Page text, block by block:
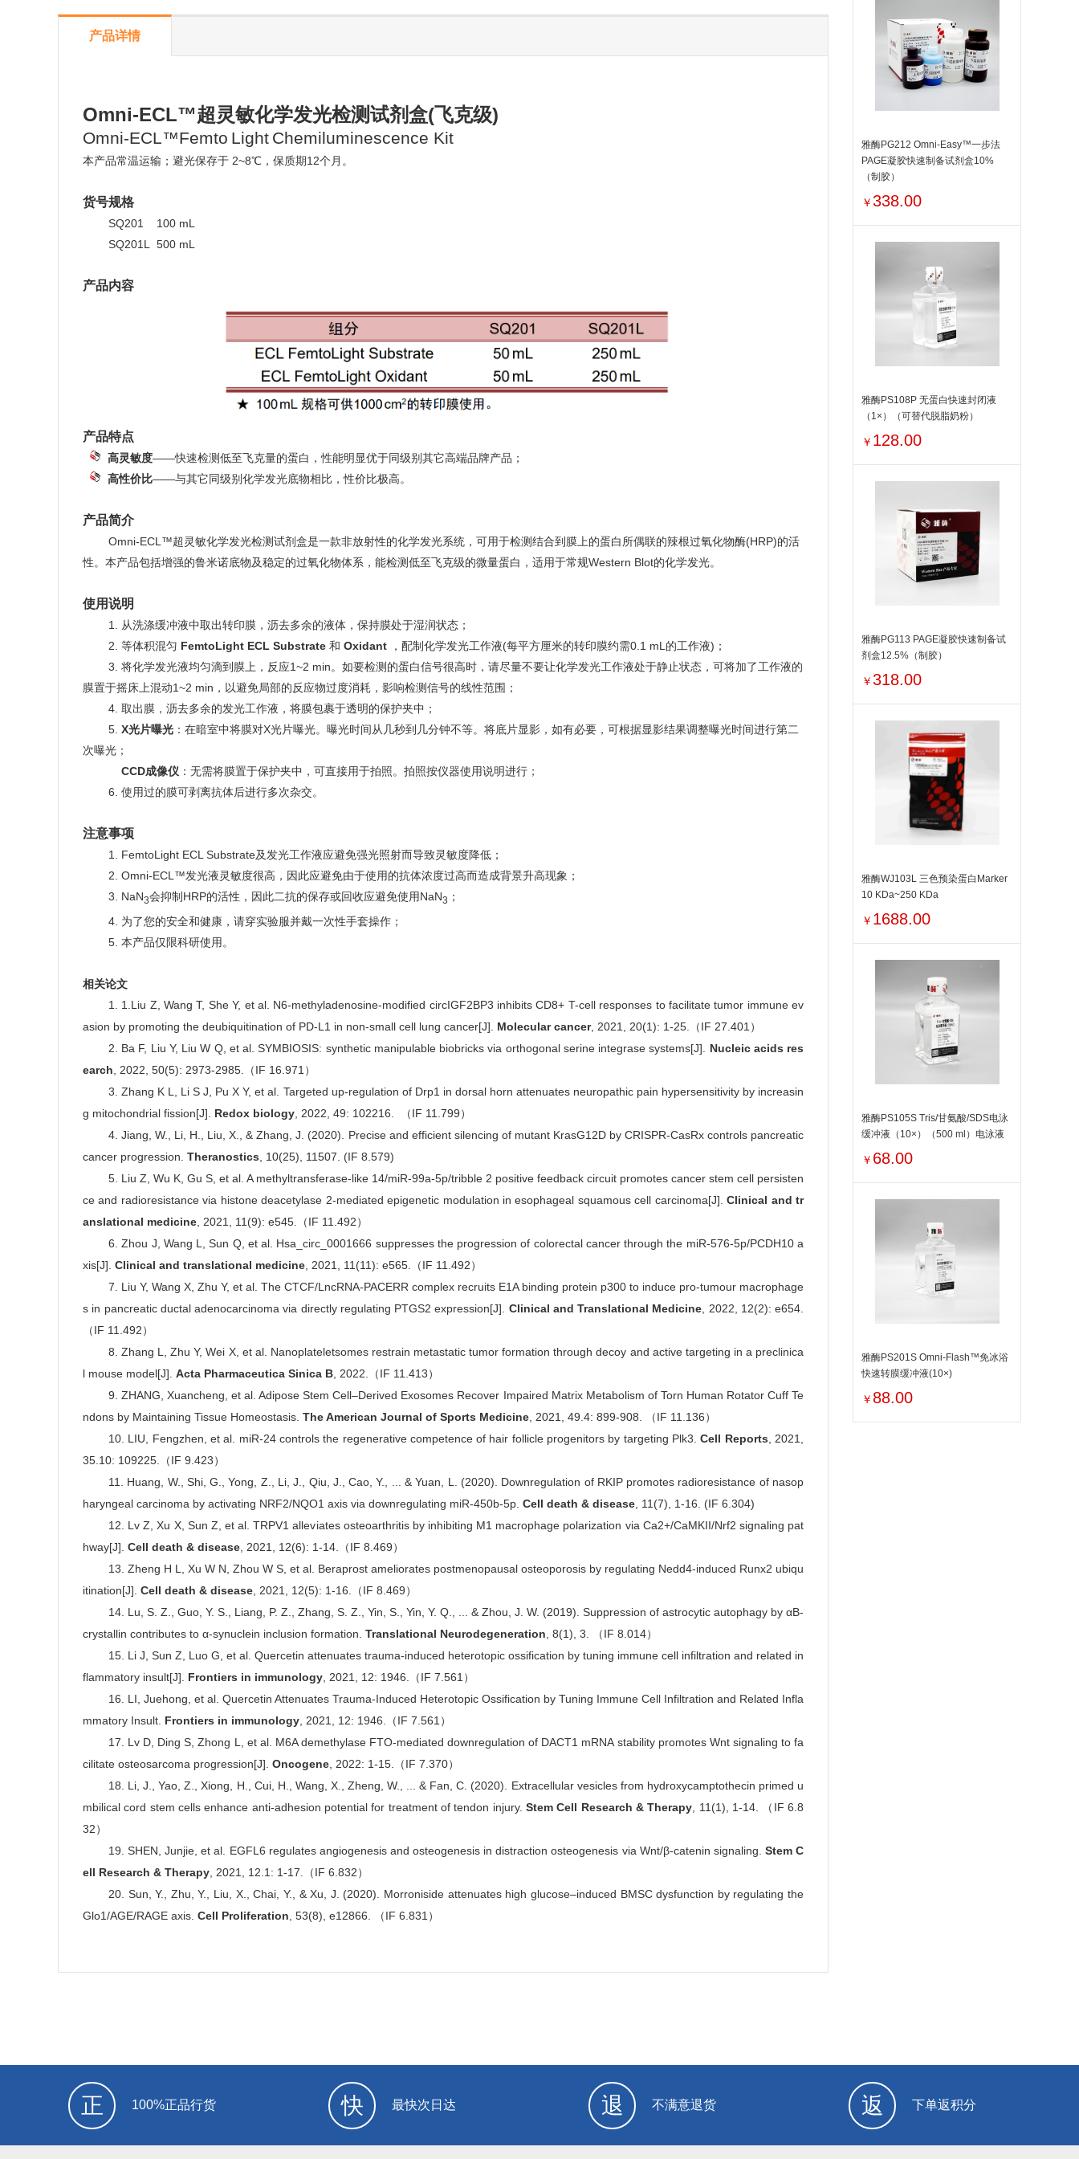
产品详情
Omni-ECL™超灵敏化学发光检测试剂盒(飞克级)
Omni-ECL™Femto Light Chemiluminescence Kit
本产品常温运输；避光保存于 2~8℃ ，保质期12个月。
货号规格
SQ201
100 mL
SQ201L 500 mL
产品内容
产品特点
高灵敏度——快速检测低至飞克量的蛋白，性能明显优于同级别其它高端品牌产品；
高性价比——与其它同级别化学发光底物相比，性价比极高。
产品简介
Omni-ECL™超灵敏化学发光检测试剂盒是一款非放射性的化学发光系统，可用于检测结合到膜上的蛋白所偶联的辣根过氧化物酶(HRP)的活
性。本产品包括增强的鲁米诺底物及稳定的过氧化物体系，能检测低至飞克级的微量蛋白，适用于常规Western Blot的化学发光。
使用说明
1.
从洗涤缓冲液中取出转印膜，沥去多余的液体，保持膜处于湿润状态；
2. 等体积混匀 FemtoLight ECL Substrate 和 Oxidant ，配制化学发光工作液(每平方厘米的转印膜约需0.1 mL的工作液)；
3. 将化学发光液均匀滴到膜上，反应1~2 min。如要检测的蛋白信号很高时，请尽量不要让化学发光工作液处于静止状态，可将加了工作液的
膜置于摇床上混动1~2 min，以避免局部的反应物过度消耗，影响检测信号的线性范围；
4. 取出膜，沥去多余的发光工作液，将膜包裹于透明的保护夹中；
5. X光片曝光 ：在暗室中将膜对X光片曝光。曝光时间从几秒到几分钟不等。将底片显影，如有必要，可根据显影结果调整曝光时间进行第二
次曝光；
CCD成像仪 ：无需将膜置于保护夹中，可直接用于拍照。拍照按仪器使用说明进行；
6. 使用过的膜可剥离抗体后进行多次杂交。
注意事项
1. FemtoLight ECL Substrate及发光工作液应避免强光照射而导致灵敏度降低；
2. Omni-ECL™发光液灵敏度很高，因此应避免由于使用的抗体浓度过高而造成背景升高现象；
3. NaN3会抑制HRP的活性，因此二抗的保存或回收应避免使用NaN3 ；
4. 为了您的安全和健康，请穿实验服并戴一次性手套操作；
5. 本产品仅限科研使用。
相关论文
1. 1.Liu Z, Wang T, She Y, et al. N6-methyladenosine-modified circIGF2BP3 inhibits CD8+ T-cell responses to facilitate tumor immune ev
asion by promoting the deubiquitination of PD-L1 in non-small cell lung cancer[J]. Molecular cancer, 2021, 20(1): 1-25.（IF 27.401）
2. Ba F, Liu Y, Liu W Q, et al. SYMBIOSIS: synthetic manipulable biobricks via orthogonal serine integrase systems[J]. Nucleic acids res
earch , 2022, 50(5): 2973-2985.（IF 16.971）
3. Zhang K L, Li S J, Pu X Y, et al. Targeted up-regulation of Drp1 in dorsal horn attenuates neuropathic pain hypersensitivity by increasin
g mitochondrial fission[J]. Redox biology , 2022, 49: 102216. （IF 11.799）
4.Jiang, W., Li, H., Liu, X., & Zhang, J. (2020). Precise and efficient silencing of mutant KrasG12D by CRISPR-CasRx controls pancreatic
cancer progression. Theranostics , 10(25), 11507. (IF 8.579)
5. Liu Z, Wu K, Gu S, et al. A methyltransferase‐like 14/miR‐99a‐5p/tribble 2 positive feedback circuit promotes cancer stem cell persisten
ce and radioresistance via histone deacetylase 2‐mediated epigenetic modulation in esophageal squamous cell carcinoma[J].Clinical and tr
anslational medicine , 2021, 11(9): e545.（IF 11.492）
6. Zhou J, Wang L, Sun Q, et al. Hsa_circ_0001666 suppresses the progression of colorectal cancer through the miR‐576‐5p/PCDH10 a
xis[J]. Clinical and translational medicine , 2021, 11(11): e565.（IF 11.492）
7. Liu Y, Wang X, Zhu Y, et al. The CTCF/LncRNA‐PACERR complex recruits E1A binding protein p300 to induce pro‐tumour macrophage
s in pancreatic ductal adenocarcinoma via directly regulating PTGS2 expression[J]. Clinical and Translational Medicine , 2022, 12(2): e654.
（IF 11.492）
8. Zhang L, Zhu Y, Wei X, et al. Nanoplateletsomes restrain metastatic tumor formation through decoy and active targeting in a preclinica
l mouse model[J]. Acta Pharmaceutica Sinica B , 2022.（IF 11.413）
9. ZHANG, Xuancheng, et al. Adipose Stem Cell–Derived Exosomes Recover Impaired Matrix Metabolism of Torn Human Rotator Cuff Te
ndons by Maintaining Tissue Homeostasis. The American Journal of Sports Medicine , 2021, 49.4: 899-908. （IF 11.136）
10. LIU, Fengzhen, et al. miR-24 controls the regenerative competence of hair follicle progenitors by targeting Plk3.Cell Reports , 2021,
35.10: 109225.（IF 9.423）
11. Huang, W., Shi, G., Yong, Z., Li, J., Qiu, J., Cao, Y., ... & Yuan, L. (2020). Downregulation of RKIP promotes radioresistance of nasop
haryngeal carcinoma by activating NRF2/NQO1 axis via downregulating miR-450b-5p. Cell death & disease , 11(7), 1-16. (IF 6.304)
12. Lv Z, Xu X, Sun Z, et al. TRPV1 alleviates osteoarthritis by inhibiting M1 macrophage polarization via Ca2+/CaMKII/Nrf2 signaling pat
hway[J]. Cell death & disease , 2021, 12(6): 1-14.（IF 8.469）
13. Zheng H L, Xu W N, Zhou W S, et al. Beraprost ameliorates postmenopausal osteoporosis by regulating Nedd4-induced Runx2 ubiqu
itination[J]. Cell death & disease , 2021, 12(5): 1-16.（IF 8.469）
14. Lu, S. Z., Guo, Y. S., Liang, P. Z., Zhang, S. Z., Yin, S., Yin, Y. Q., ... & Zhou, J. W. (2019). Suppression of astrocytic autophagy by αB-
crystallin contributes to α-synuclein inclusion formation. Translational Neurodegeneration , 8(1), 3. （IF 8.014）
15. Li J, Sun Z, Luo G, et al. Quercetin attenuates trauma-induced heterotopic ossification by tuning immune cell infiltration and related in
flammatory insult[J]. Frontiers in immunology , 2021, 12: 1946.（IF 7.561）
16. LI, Juehong, et al. Quercetin Attenuates Trauma-Induced Heterotopic Ossification by Tuning Immune Cell Infiltration and Related Infla
mmatory Insult. Frontiers in immunology , 2021, 12: 1946.（IF 7.561）
17. Lv D, Ding S, Zhong L, et al. M6A demethylase FTO-mediated downregulation of DACT1 mRNA stability promotes Wnt signaling to fa
cilitate osteosarcoma progression[J]. Oncogene , 2022: 1-15.（IF 7.370）
18. Li, J., Yao, Z., Xiong, H., Cui, H., Wang, X., Zheng, W., ... & Fan, C. (2020). Extracellular vesicles from hydroxycamptothecin primed u
mbilical cord stem cells enhance anti-adhesion potential for treatment of tendon injury. Stem Cell Research & Therapy , 11(1), 1-14. （IF 6.8
32）
19. SHEN, Junjie, et al. EGFL6 regulates angiogenesis and osteogenesis in distraction osteogenesis via Wnt/β-catenin signaling. Stem C
ell Research & Therapy , 2021, 12.1: 1-17.（IF 6.832）
20. Sun, Y., Zhu, Y., Liu, X., Chai, Y., & Xu, J. (2020). Morroniside attenuates high glucose–induced BMSC dysfunction by regulating the
Glo1/AGE/RAGE axis. Cell Proliferation , 53(8), e12866. （IF 6.831）
雅酶PG212 Omni-Easy™一步法
PAGE凝胶快速制备试剂盒10%
（制胶）
￥338.00
雅酶PS108P 无蛋白快速封闭液
（1×）（可替代脱脂奶粉）
￥ 128.00
雅酶PG113 PAGE凝胶快速制备试
剂盒12.5%（制胶）
￥318.00
雅酶WJ103L 三色预染蛋白Marker
10 KDa~250 KDa
￥ 1688.00
雅酶PS105S Tris/甘氨酸/SDS电泳
缓冲液（10×）（500 ml）电泳液
￥ 68.00
雅酶PS201S Omni-Flash™免冰浴
快速转膜缓冲液(10×)
￥ 88.00
正 100%正品行货 快 最快次日达 退 不满意退货 返 下单返积分